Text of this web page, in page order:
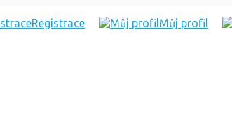
Registrace Můj profil